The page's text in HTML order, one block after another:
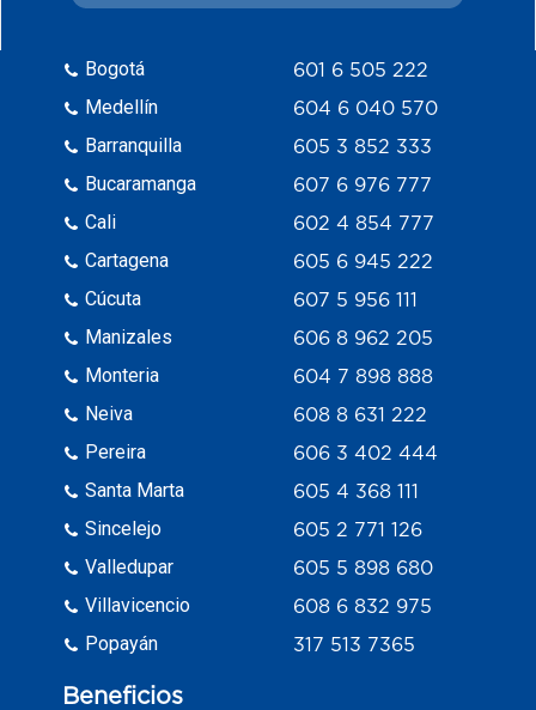
Bogotá
Medellín
Barranquilla
Bucaramanga
Cali
Cartagena
Cúcuta
Manizales
Monteria
Neiva
Pereira
Santa Marta
Sincelejo
Valledupar
Villavicencio
Popayán
601 6 505 222
604 6 040 570
605 3 852 333
607 6 976 777
602 4 854 777
605 6 945 222
607 5 956 111
606 8 962 205
604 7 898 888
608 8 631 222
606 3 402 444
605 4 368 111
605 2 771 126
605 5 898 680
608 6 832 975
317 513 7365
Beneficios